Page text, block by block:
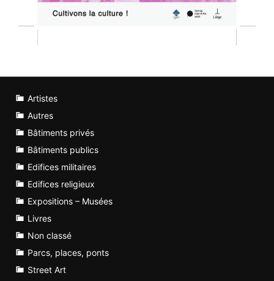
Artistes
Autres
Bâtiments privés
Bâtiments publics
Edifices militaires
Edifices religieux
Expositions – Musées
Livres
Non classé
Parcs, places, ponts
Street Art